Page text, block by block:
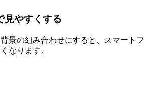
見やすくする
景の組み合わせにすると、スマートフ
なります。